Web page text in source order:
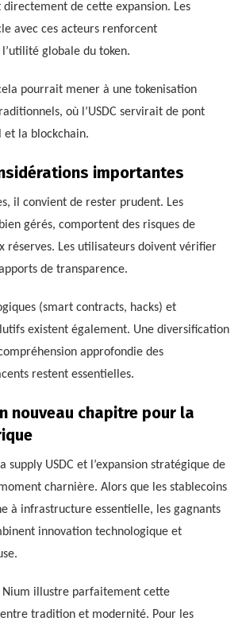
de cette expansion. Les
avec ces acteurs renforcent
globale du token.
pourrait mener à une tokenisation
où l’USDC servirait de pont
la blockchain.
importantes
il convient de rester prudent. Les
gérés, comportent des risques de
réserves. Les utilisateurs doivent vérifier
de transparence.
(smart contracts, hacks) et
existent également. Une diversification
approfondie des
restent essentielles.
nouveau chapitre pour la
supply USDC et l’expansion stratégique de
charnière. Alors que les stablecoins
à infrastructure essentielle, les gagnants
innovation technologique et
Nium illustre parfaitement cette
tradition et modernité. Pour les